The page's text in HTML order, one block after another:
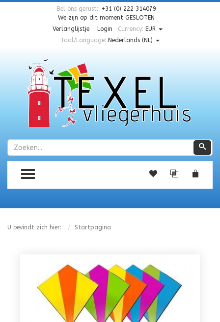
Bel ons gerust:: +31 (0) 222 314079
We zijn op dit moment GESLOTEN
Verlanglijstje
Login Currency: EUR
Taal/Language: Nederlands (NL)
Zoeken
TOGGLE MENU
U bevindt zich hier: Startpagina